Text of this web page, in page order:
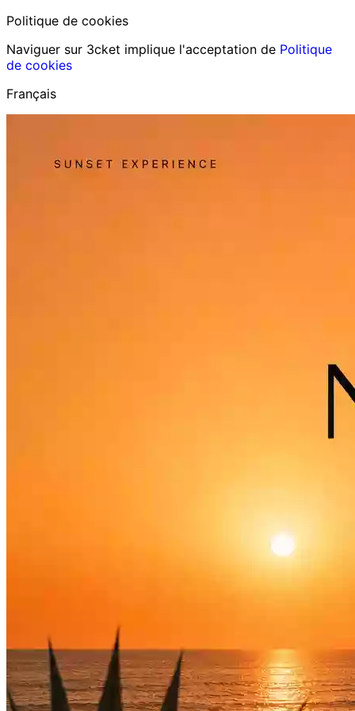
Politique de cookies
Naviguer sur 3cket implique l'acceptation de Politique
de cookies
Français